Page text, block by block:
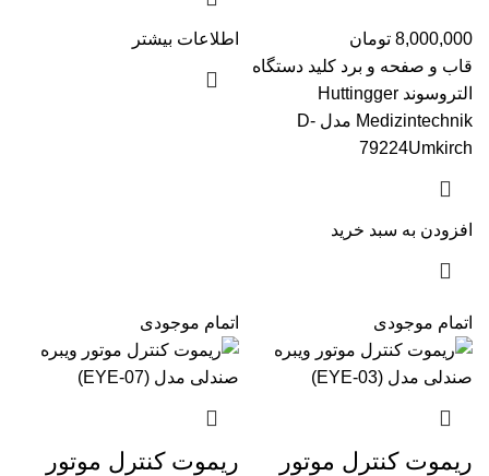
Medizintechnik مدل
D-79224Umkirch
(آلمانی)
8,000,000 تومان
قاب و صفحه و برد کلید دستگاه
التروسوند Huttingger
Medizintechnik مدل D-
79224Umkirch
افزودن به سبد خرید
اطلاعات بیشتر
اتمام موجودی
ریموت کنترل موتور
اتمام موجودی
ریموت کنترل موتور